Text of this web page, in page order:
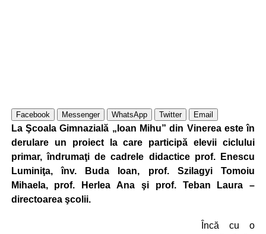
Facebook Messenger WhatsApp Twitter Email
La Şcoala Gimnazială „Ioan Mihu” din Vinerea este în
derulare un proiect la care participă elevii ciclului
primar, îndrumaţi de cadrele didactice prof. Enescu
Luminiţa, înv. Buda Ioan, prof. Szilagyi Tomoiu
Mihaela, prof. Herlea Ana şi prof. Teban Laura –
directoarea şcolii.
Încă cu o